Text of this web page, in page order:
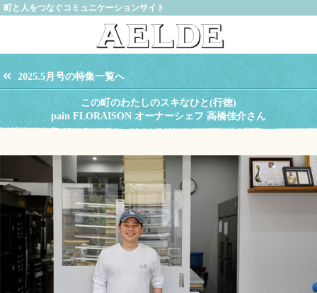
町と人をつなぐコミュニケーションサイト
2025.5月号の特集一覧へ
この町のわたしのスキなひと(行徳)
pain FLORAISON オーナーシェフ 高橋佳介さん